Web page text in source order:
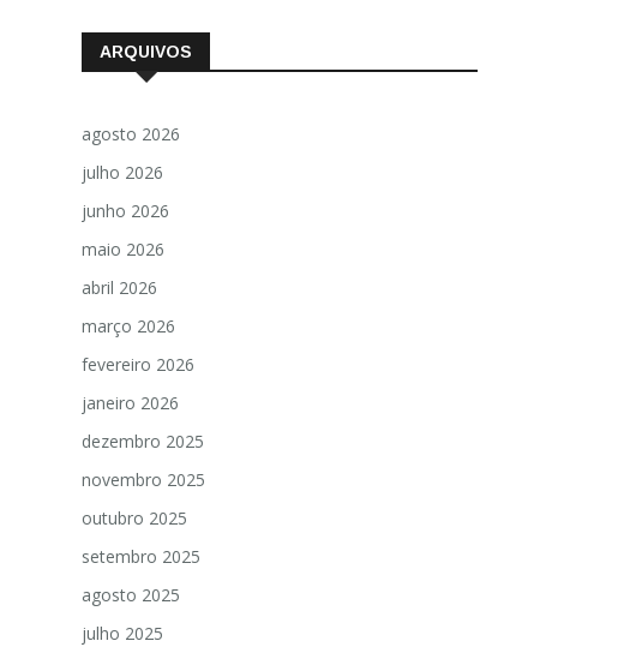
ARQUIVOS
agosto 2026
julho 2026
junho 2026
maio 2026
abril 2026
março 2026
fevereiro 2026
janeiro 2026
dezembro 2025
novembro 2025
outubro 2025
setembro 2025
agosto 2025
julho 2025